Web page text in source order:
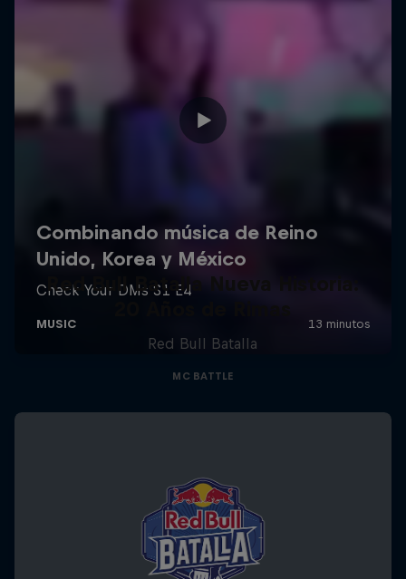
Red Bull Batalla Nueva Historia:
Red Bull Batalla
MC BATTLE